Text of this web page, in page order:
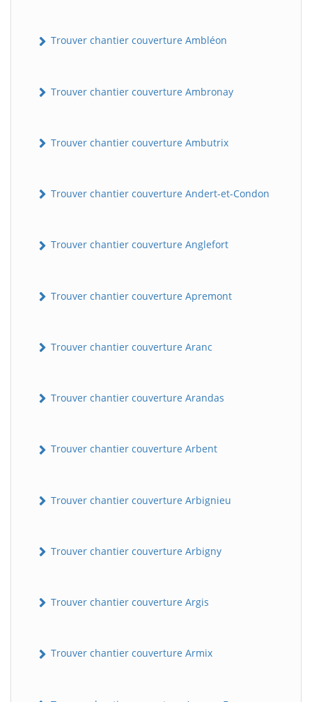
Trouver chantier couverture Ambléon
Trouver chantier couverture Ambronay
Trouver chantier couverture Ambutrix
Trouver chantier couverture Andert-et-Condon
Trouver chantier couverture Anglefort
Trouver chantier couverture Apremont
Trouver chantier couverture Aranc
Trouver chantier couverture Arandas
Trouver chantier couverture Arbent
Trouver chantier couverture Arbignieu
Trouver chantier couverture Arbigny
Trouver chantier couverture Argis
Trouver chantier couverture Armix